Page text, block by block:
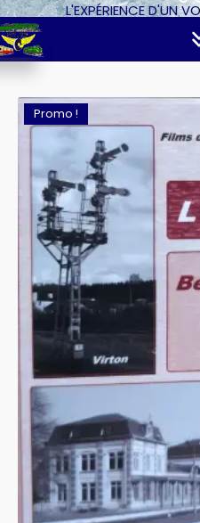
L'EXPÉRIENCE D'UN
Promo !